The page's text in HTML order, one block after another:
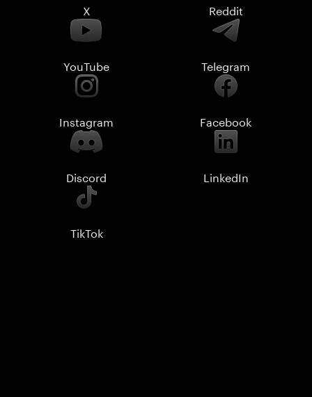
X Reddit
YouTube Telegram
Instagram Facebook
Discord LinkedIn
TikTok